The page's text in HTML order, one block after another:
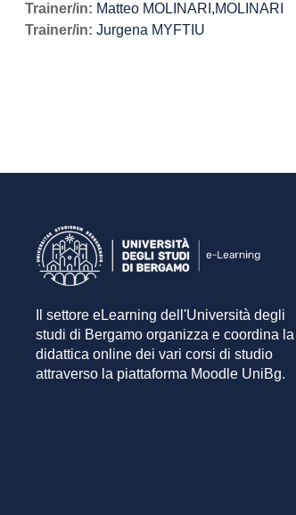
Trainer/in: Matteo MOLINARI,MOLINARI
Trainer/in: Jurgena MYFTIU
Il settore eLearning dell'Università degli
studi di Bergamo organizza e coordina la
didattica online dei vari corsi di studio
attraverso la piattaforma Moodle UniBg.